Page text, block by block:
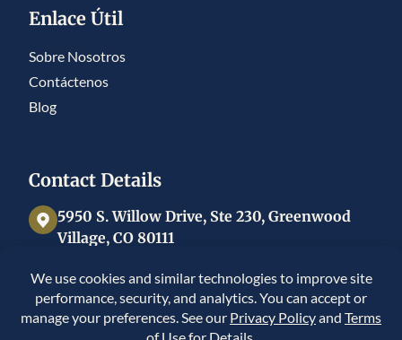
Enlace Útil
Sobre Nosotros
Contáctenos
Blog
Contact Details
5950 S. Willow Drive, Ste 230, Greenwood
Village, CO 80111
225 Union Blvd #150, Lakewood, CO 80228